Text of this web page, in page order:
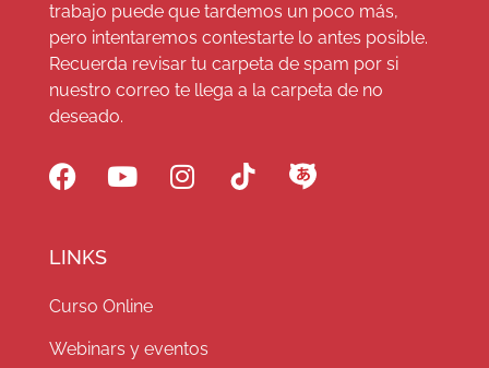
trabajo puede que tardemos un poco más,
pero intentaremos contestarte lo antes posible.
Recuerda revisar tu carpeta de spam por si
nuestro correo te llega a la carpeta de no
deseado.
LINKS
Curso Online
Webinars y eventos